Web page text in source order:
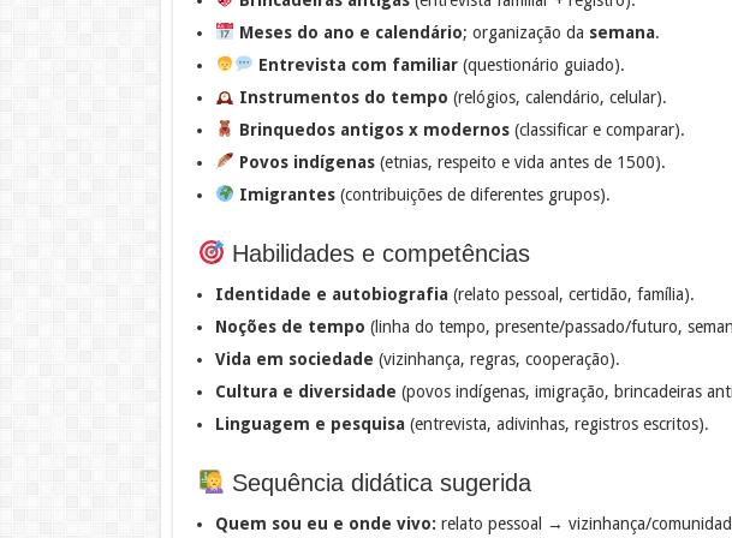
Meses do ano e calendário; organização da semana.
Entrevista com familiar (questionário guiado).
Instrumentos do tempo (relógios, calendário, celular).
Brinquedos antigos x modernos (classificar e comparar).
Povos indígenas (etnias, respeito e vida antes de 1500).
Imigrantes (contribuições de diferentes grupos).
Habilidades e competências
Identidade e autobiografia (relato pessoal, certidão, família).
Noções de tempo (linha do tempo, presente/passado/futuro,
Vida em sociedade (vizinhança, regras, cooperação).
Cultura e diversidade (povos indígenas, imigração, brincadeiras
Linguagem e pesquisa (entrevista, adivinhas, registros escritos).
Sequência didática sugerida
Quem sou eu e onde vivo: relato pessoal → vizinhança/